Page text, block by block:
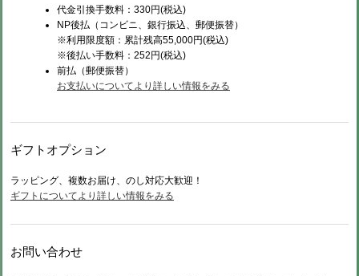
代金引換手数料：330円(税込)
NP後払（コンビニ、銀行振込、郵便振替）
※利用限度額：累計残高55,000円(税込)
※後払い手数料：252円(税込)
前払（郵便振替）
お支払いについてより詳しい情報をみる
ギフトオプション
ラッピング、複数お届け、のし対応大歓迎！
ギフトについてより詳しい情報をみる
お問い合わせ